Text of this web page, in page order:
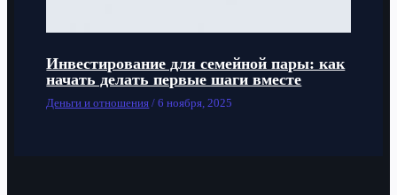
Инвестирование для семейной пары: как
начать делать первые шаги вместе
Деньги и отношения /6 ноября, 2025